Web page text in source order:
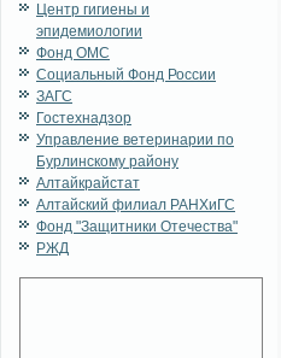
Центр гигиены и
эпидемиологии
Фонд ОМС
Социальный Фонд России
ЗАГС
Гостехнадзор
Управление ветеринарии по
Бурлинскому району
Алтайкрайстат
Алтайский филиал РАНХиГС
Фонд "Защитники Отечества"
РЖД